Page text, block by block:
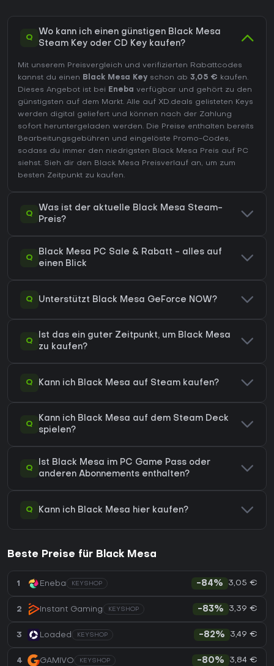
Q
Wo kann ich einen günstigen Black Mesa
Steam Key oder CD Key kaufen?
Mit unserem Preisvergleich und verifizierten Rabattcodes
kannst du einen Black Mesa Key schon ab 3,05 € kaufen.
Dieses Angebot ist bei Eneba verfügbar und gehört zu den
günstigsten auf dem Markt. Alle auf XD.deals gelisteten Keys
werden digital geliefert und können nach der Zahlung
sofort heruntergeladen werden. Die Preise enthalten bereits
Bearbeitungsgebühren und eingelöste Promo-Codes,
sodass du immer den niedrigsten Black Mesa Preis auf PC
siehst. Sieh dir den Black Mesa Preisverlauf an, um zum
besten Zeitpunkt zu kaufen.
Q
Was ist der aktuelle Black Mesa Steam-
Preis?
Q
Black Mesa PC Sale & Rabatt - alles auf
einen Blick
Q Unterstützt Black Mesa GeForce NOW?
Q
Ist das ein guter Zeitpunkt, um Black Mesa
zu kaufen?
Q Kann ich Black Mesa auf Steam kaufen?
Q
Kann ich Black Mesa auf dem Steam Deck
spielen?
Q
Ist Black Mesa im PC Game Pass oder
anderen Abonnements enthalten?
Q Kann ich Black Mesa hier kaufen?
Beste Preise für Black Mesa
1 Eneba KEYSHOP -84% 3,05 €
2 Instant Gaming KEYSHOP -83% 3,39 €
3 Loaded KEYSHOP -82% 3,49 €
4 GAMIVO KEYSHOP -80% 3,84 €